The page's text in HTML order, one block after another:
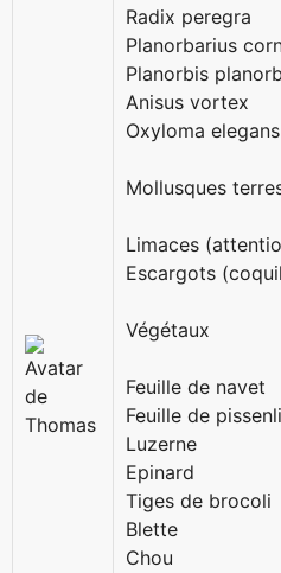
Radix peregra
Planorbarius
Planorbis
Anisus vortex
Oxyloma elegans
Mollusques
Limaces
Escargots
Végétaux
Feuille de navet
Feuille de
Luzerne
Epinard
Tiges de brocoli
Blette
Chou